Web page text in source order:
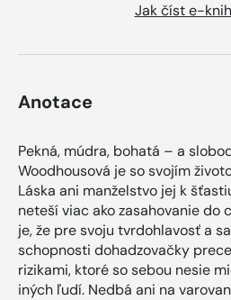
Jak číst e-
Anotace
Pekná, múdra, bohatá – a
Woodhousová je so svojím
Láska ani manželstvo jej k
neteší viac ako zasahovanie do
je, že pre svoju tvrdohlavosť a
schopnosti dohadzovačky
rizikami, ktoré so sebou nesie
iných ľudí. Nedbá ani na